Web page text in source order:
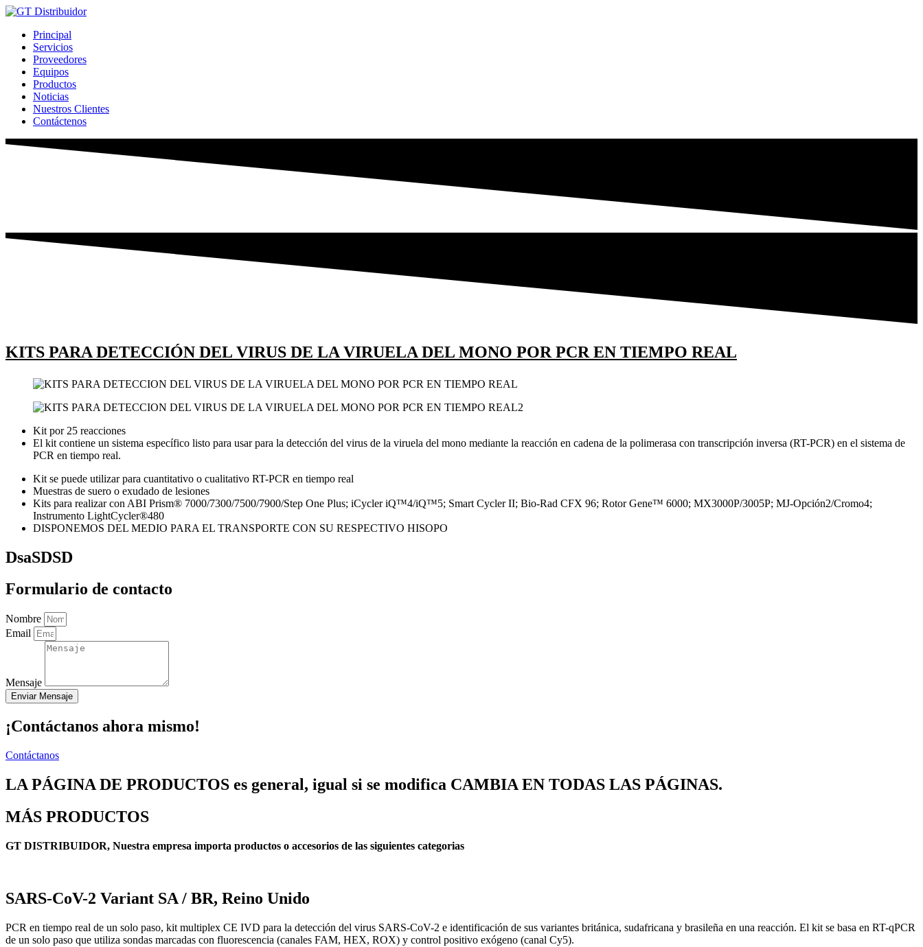
Ir
contenidoPrincipal
Servicios
Proveedores
Equipos
Productos
Noticias
Nuestros Clientes
Contáctenos
KITS PARA DETECCIÓN DEL VIRUS DE LA VIRUELA DEL MONO POR PCR EN TIEMPO REAL
Kit por 25 reacciones
El kit contiene un sistema específico listo para usar para la detección del virus de la viruela del mono mediante la reacción en cadena de la polimerasa con transcripción inversa (RT-PCR) en el sistema de
PCR en tiempo real.
Kit se puede utilizar para cuantitativo o cualitativo RT-PCR en tiempo real
Muestras de suero o exudado de lesiones
Kits para realizar con ABI Prism® 7000/7300/7500/7900/Step One Plus; iCycler iQ™4/iQ™5; Smart Cycler II; Bio-Rad CFX 96; Rotor Gene™ 6000; MX3000P/3005P; MJ-Opción2/Cromo4;
Instrumento LightCycler®480
DISPONEMOS DEL MEDIO PARA EL TRANSPORTE CON SU RESPECTIVO HISOPO
DsaSDSD
Formulario de contacto
Nombre
Email
Mensaje
Enviar Mensaje
¡Contáctanos ahora mismo!
Contáctanos
LA PÁGINA DE PRODUCTOS es general, igual si se modifica CAMBIA EN TODAS LAS PÁGINAS.
MÁS PRODUCTOS
GT DISTRIBUIDOR, Nuestra empresa importa productos o accesorios de las siguientes categorias
SARS-CoV-2 Variant SA / BR, Reino Unido
PCR en tiempo real de un solo paso, kit multiplex CE IVD para la detección del virus SARS-CoV-2 e identificación de sus variantes británica, sudafricana y brasileña en una reacción. El kit se basa en RT-qPCR
de un solo paso que utiliza sondas marcadas con fluorescencia (canales FAM, HEX, ROX) y control positivo exógeno (canal Cy5).